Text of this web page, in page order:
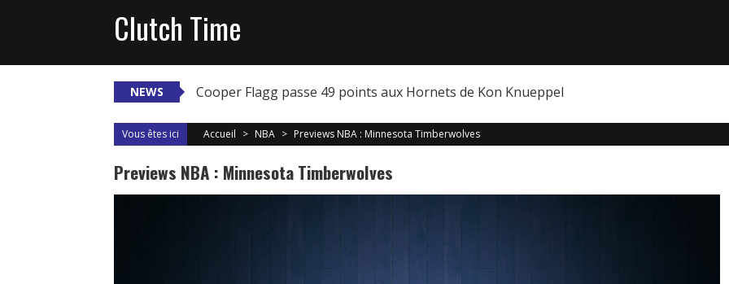
Clutch Time
NEWS Cooper Flagg passe 49 points aux Hornets de Kon Knueppel
Vous êtes ici Accueil > NBA > Previews NBA : Minnesota Timberwolves
Previews NBA : Minnesota Timberwolves